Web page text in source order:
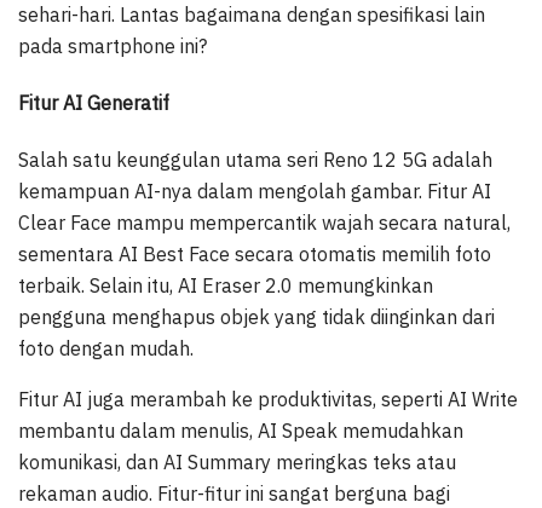
sehari-hari. Lantas bagaimana dengan spesifikasi lain
pada smartphone ini?
Fitur AI Generatif
Salah satu keunggulan utama seri Reno 12 5G adalah
kemampuan AI-nya dalam mengolah gambar. Fitur AI
Clear Face mampu mempercantik wajah secara natural,
sementara AI Best Face secara otomatis memilih foto
terbaik. Selain itu, AI Eraser 2.0 memungkinkan
pengguna menghapus objek yang tidak diinginkan dari
foto dengan mudah.
Fitur AI juga merambah ke produktivitas, seperti AI Write
membantu dalam menulis, AI Speak memudahkan
komunikasi, dan AI Summary meringkas teks atau
rekaman audio. Fitur-fitur ini sangat berguna bagi